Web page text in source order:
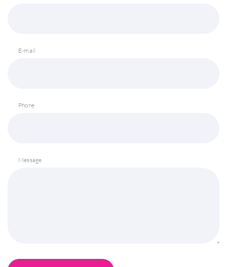
E-mail
Phone
Message